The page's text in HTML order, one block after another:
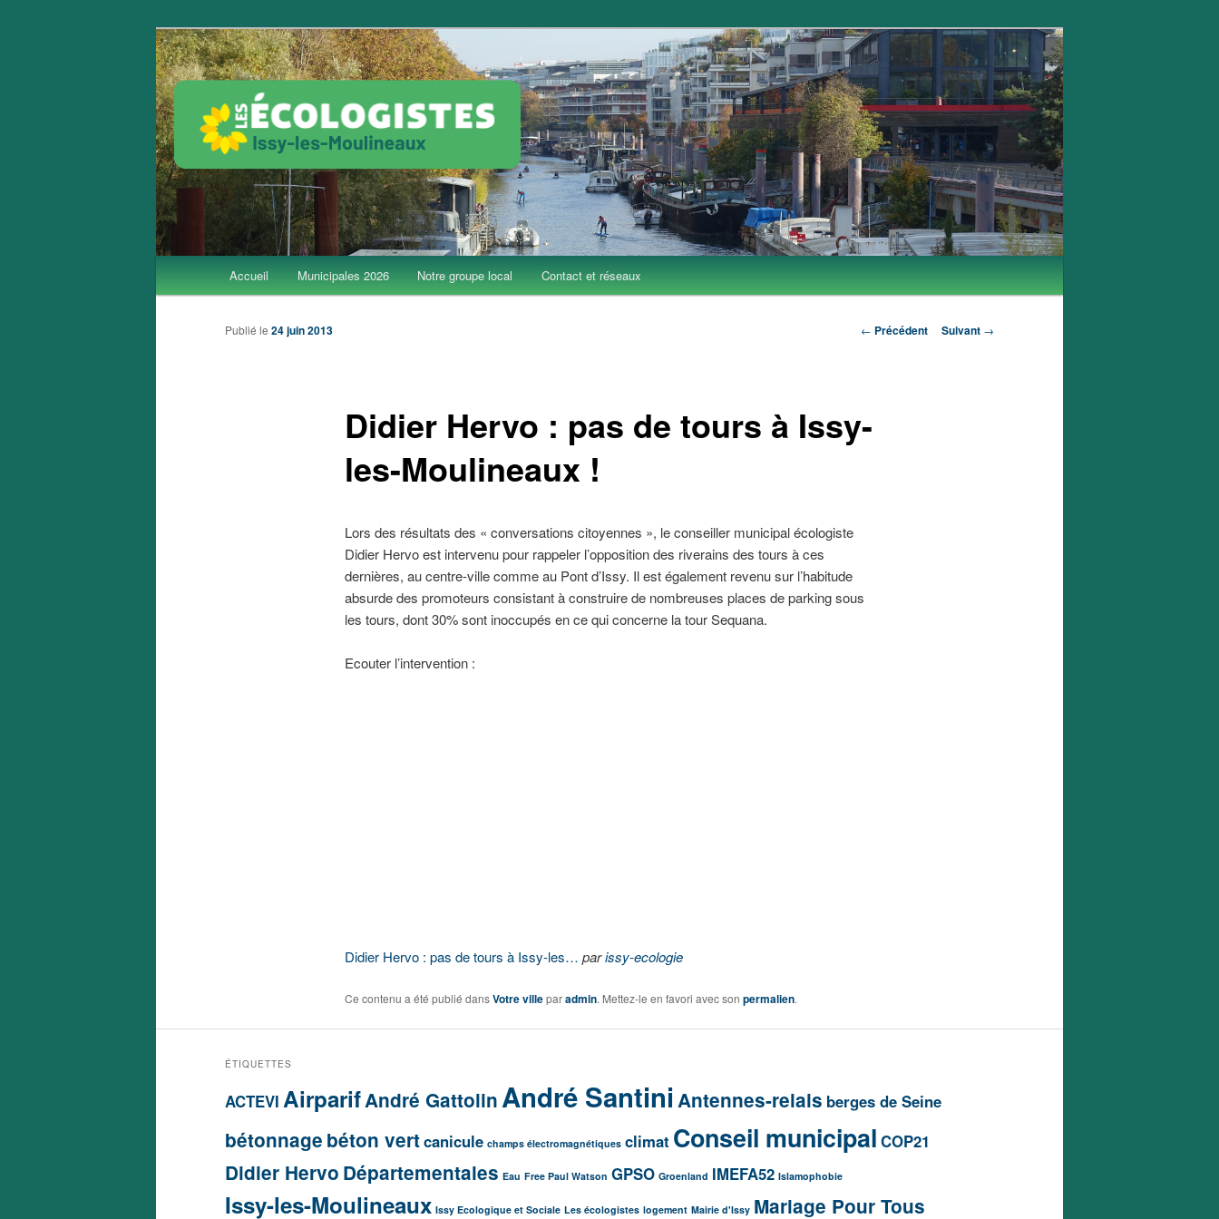
Les Écolos d'Issy
Groupe local Les Écologistes d'Issy-les-Moulineaux
Accueil Municipales 2026 Notre groupe local Contact et réseaux
Navigation
← Précédent Suivant →
Didier Hervo : pas de tours à Issy-
les-Moulineaux !
Publié le 24 juin 2013
Lors des résultats des « conversations citoyennes », le conseiller municipal écologiste
Didier Hervo est intervenu pour rappeler l’opposition des riverains des tours à ces
dernières, au centre-ville comme au Pont d’Issy. Il est également revenu sur l’habitude
absurde des promoteurs consistant à construire de nombreuses places de parking sous
les tours, dont 30% sont inoccupés en ce qui concerne la tour Sequana.
Ecouter l’intervention :
Didier Hervo : pas de tours à Issy-les… parissy-ecologie
Ce contenu a été publié dansVotre villeparadmin. Mettez-le en favori avec son permalien.
ÉTIQUETTES
ACTEVI AirparifAndré Gattolin André Santini Antennes-relais berges de Seine
bétonnage béton vertcanicule champs électromagnétiques climat Conseil municipal COP21
Didier Hervo Départementales Eau Free Paul Watson GPSO Groenland IMEFA52 Islamophobie
Issy-les-Moulineaux Issy Ecologique et Sociale Les écologistes logement Mairie d'Issy Mariage Pour Tous